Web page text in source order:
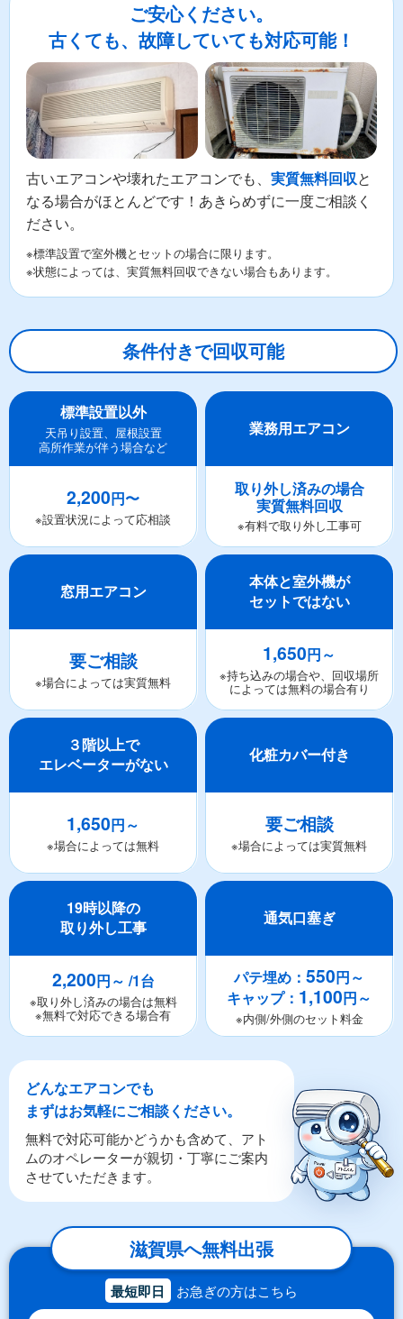
ご安心ください。
古くても、故障していても対応可能！
古いエアコンや壊れたエアコンでも、 実質無料回収と
なる場合がほとんどです！あきらめずに一度ご相談く
ださい。
※標準設置で室外機とセットの場合に限ります。
※状態によっては、実質無料回収できない場合もあります。
条件付きで回収可能
標準設置以外
天吊り設置、屋根設置
高所作業が伴う場合など
2,200円〜
※設置状況によって応相談
業務用エアコン
取り外し済みの場合
実質無料回収
※有料で取り外し工事可
窓用エアコン
要ご相談
※場合によっては実質無料
本体と室外機が
セットではない
1,650円～
※持ち込みの場合や、回収場所
によっては無料の場合有り
３階以上で
エレベーターがない
1,650円～
※場合によっては無料
化粧カバー付き
要ご相談
※場合によっては実質無料
19時以降の
取り外し工事
2,200円～ /1台
※取り外し済みの場合は無料
※無料で対応できる場合有
通気口塞ぎ
パテ埋め：550円～
キャップ： 1,100円～
※内側/外側のセット料金
どんなエアコンでも
まずはお気軽にご相談ください。
無料で対応可能かどうかも含めて、アト
ムのオペレーターが親切・丁寧にご案内
させていただきます。
滋賀県へ無料出張
最短即日 お急ぎの方はこちら